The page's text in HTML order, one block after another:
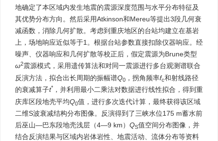
地确定了本区域内发生地震的震源深度范围与水平分布特征及
其优势分布方向。然后采用Atkinson和Mereu等提出3段几何衰
减函数，消除几何扩散。考虑到重庆地区的台站均建立在基岩
上，场地响应近似等于1。根据台站参数直接扣除仪器响应。经
噪声、仪器响应和几何扩散等校正后，假定震源为Brune类型
ω2震源模式，采用遗传算法和对同一震源进行多台观测谱联合
反演方法，拟合出长周期的振幅谱Q0 ，拐角频率fc和射线路径
的衰减算子t* ，并利用最小二乘法对数据进行线性拟合，得到重
庆库区段地壳平均Q0值，进行多次迭代计算，最终获得该区域
二维S波衰减结构分布图像。反演得到了三峡水位175 m蓄水前
后巫山—巴东段地壳浅层（4—9 km） QS值空间分布图像，并
结合反演结果与区域内岩体岩性、地震活动、流体分布等资料